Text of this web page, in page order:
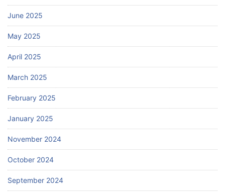
June 2025
May 2025
April 2025
March 2025
February 2025
January 2025
November 2024
October 2024
September 2024